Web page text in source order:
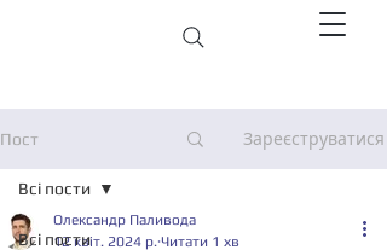
Пост Зареєструватися
Всі пости
Всі пости
Олександр Паливода
12 квіт. 2024 р. Читати 1 хв